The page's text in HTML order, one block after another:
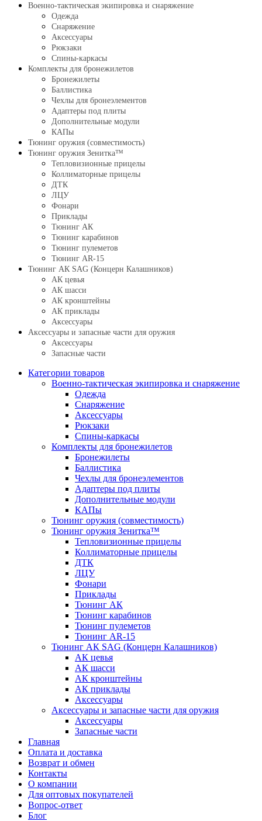
Военно-тактическая экипировка и снаряжение
Одежда
Снаряжение
Аксессуары
Рюкзаки
Спины-каркасы
Комплекты для бронежилетов
Бронежилеты
Баллистика
Чехлы для бронеэлементов
Адаптеры под плиты
Дополнительные модули
КАПы
Тюнинг оружия (совместимость)
Тюнинг оружия Зенитка™
Тепловизионные прицелы
Коллиматорные прицелы
ДТК
ЛЦУ
Фонари
Приклады
Тюнинг АК
Тюнинг карабинов
Тюнинг пулеметов
Тюнинг AR-15
Тюнинг АК SAG (Концерн Калашников)
АК цевья
АК шасси
АК кронштейны
АК приклады
Аксессуары
Аксессуары и запасные части для оружия
Аксессуары
Запасные части
Категории товаров
Военно-тактическая экипировка и снаряжение
Одежда
Снаряжение
Аксессуары
Рюкзаки
Спины-каркасы
Комплекты для бронежилетов
Бронежилеты
Баллистика
Чехлы для бронеэлементов
Адаптеры под плиты
Дополнительные модули
КАПы
Тюнинг оружия (совместимость)
Тюнинг оружия Зенитка™
Тепловизионные прицелы
Коллиматорные прицелы
ДТК
ЛЦУ
Фонари
Приклады
Тюнинг АК
Тюнинг карабинов
Тюнинг пулеметов
Тюнинг AR-15
Тюнинг АК SAG (Концерн Калашников)
АК цевья
АК шасси
АК кронштейны
АК приклады
Аксессуары
Аксессуары и запасные части для оружия
Аксессуары
Запасные части
Главная
Оплата и доставка
Возврат и обмен
Контакты
О компании
Для оптовых покупателей
Вопрос-ответ
Блог